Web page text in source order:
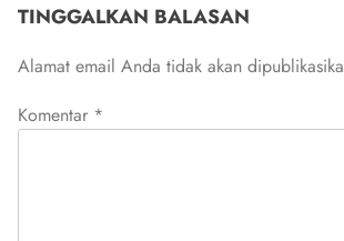
TINGGALKAN BALASAN
Alamat email Anda tidak akan
Komentar *